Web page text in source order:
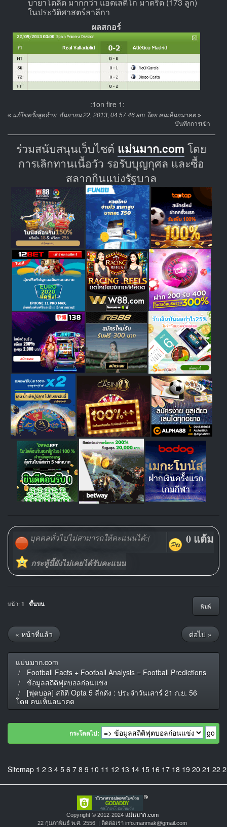
ในประวัติศาสตร์ลาลีกา
ผลสกอร์
:1on fire 1:
« แก้ไขครั้งสุดท้าย: กันยายน 22, 2013, 04:57:46 am โดย คนเห็นอนาคต »
บันทึกการเข้า
ร่วมสนับสนุนเว็บไซต์ แม่นมาก.com โดย
การเลิกทานเนื้อวัว รอรับบุญกุศล และซื้อ
สลากกินแบ่งรัฐบาล
บุคคลทั่วไปไม่สามารถให้คะแนนได้:( 0 แต้ม
กระทู้นี้ยังไม่เคยได้รับคะแนน
พิมพ์
หน้า: 1 ขึ้นบน
« หน้าที่แล้ว ต่อไป »
แม่นมาก.com
Football Facts + Football Analysis = Football Predictions
ข้อมูลสถิติฟุตบอลก่อนแข่ง
[ฟุตบอล] สถิติ Opta 5 ลีกดัง : ประจำวันเสาร์ 21 ก.ย. 56
โดย คนเห็นอนาคต
กระโดดไป:
Sitemap 1 2 3 4 5 6 7 8 9 10 11 12 13 14 15 16 17 18 19 20 21 22
Copyright © 2012-2024 แม่นมาก.com
22 กุมภาพันธ์ พ.ศ. 2556 | ติดต่อเรา info.manmak@gmail.com